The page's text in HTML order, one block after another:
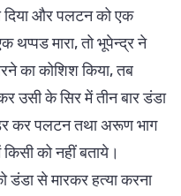
दिया और पलटन को एक
थप्पड मारा, तो भूपेन्द्र ने
का कोशिश किया, तब
उसी के सिर में तीन बार डंडा
कर पलटन तथा अरूण भाग
को नहीं बताये।
डंडा से मारकर हत्या करना